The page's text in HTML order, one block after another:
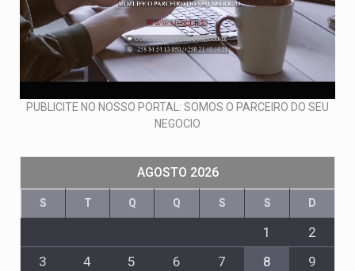
PUBLICITE NO NOSSO PORTAL: SOMOS O PARCEIRO DO SEU
NEGOCIO
AGOSTO 2026
S T Q Q S S D
1
2
3
4 5 6 7 8
9